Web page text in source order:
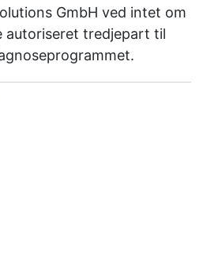
GmbH ved intet om
autoriseret tredjepart til